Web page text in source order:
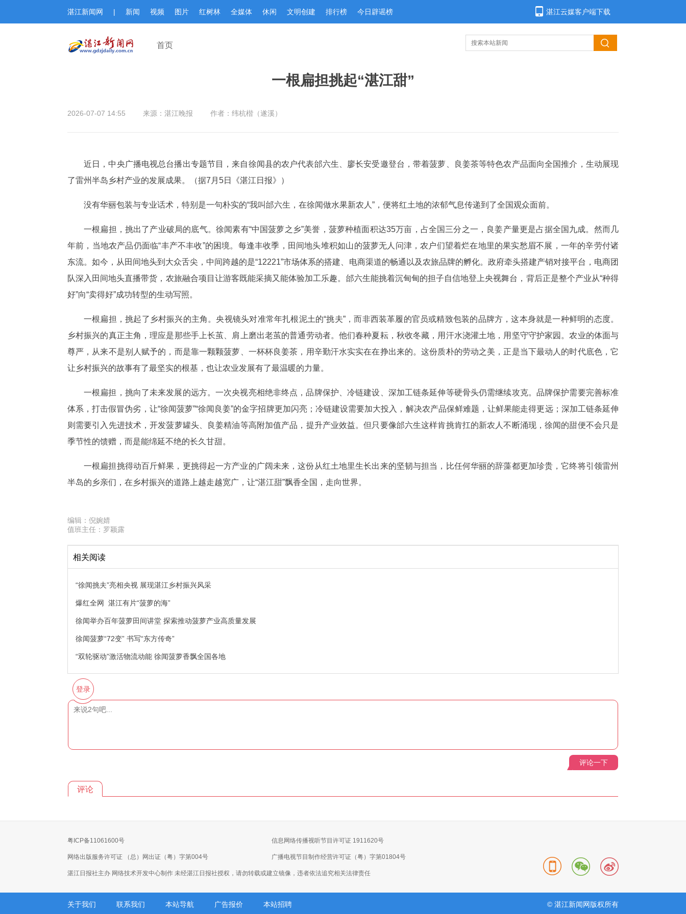
湛江新闻网 | 新闻 视频 图片 红树林 全媒体 休闲 文明创建 排行榜 今日辟谣榜 湛江云媒客户端下载
首页
一根扁担挑起“湛江甜”
2026-07-07 14:55 来源：湛江晚报 作者：纬杭楷（遂溪）
近日，中央广播电视总台播出专题节目，来自徐闻县的农户代表邰六生、廖长安受邀登台，带着菠萝、良姜茶等特色农产品面向全国推介，生动展现
了雷州半岛乡村产业的发展成果。（据7月5日《湛江日报》）
没有华丽包装与专业话术，特别是一句朴实的“我叫邰六生，在徐闻做水果新农人”，便将红土地的浓郁气息传递到了全国观众面前。
一根扁担，挑出了产业破局的底气。徐闻素有“中国菠萝之乡”美誉，菠萝种植面积达35万亩，占全国三分之一，良姜产量更是占据全国九成。然而几
年前，当地农产品仍面临“丰产不丰收”的困境。每逢丰收季，田间地头堆积如山的菠萝无人问津，农户们望着烂在地里的果实愁眉不展，一年的辛劳付诸
东流。如今，从田间地头到大众舌尖，中间跨越的是“12221”市场体系的搭建、电商渠道的畅通以及农旅品牌的孵化。政府牵头搭建产销对接平台，电商团
队深入田间地头直播带货，农旅融合项目让游客既能采摘又能体验加工乐趣。邰六生能挑着沉甸甸的担子自信地登上央视舞台，背后正是整个产业从“种得
好”向“卖得好”成功转型的生动写照。
一根扁担，挑起了乡村振兴的主角。央视镜头对准常年扎根泥土的“挑夫”，而非西装革履的官员或精致包装的品牌方，这本身就是一种鲜明的态度。
乡村振兴的真正主角，理应是那些手上长茧、肩上磨出老茧的普通劳动者。他们春种夏耘，秋收冬藏，用汗水浇灌土地，用坚守守护家园。农业的体面与
尊严，从来不是别人赋予的，而是靠一颗颗菠萝、一杯杯良姜茶，用辛勤汗水实实在在挣出来的。这份质朴的劳动之美，正是当下最动人的时代底色，它
让乡村振兴的故事有了最坚实的根基，也让农业发展有了最温暖的力量。
一根扁担，挑向了未来发展的远方。一次央视亮相绝非终点，品牌保护、冷链建设、深加工链条延伸等硬骨头仍需继续攻克。品牌保护需要完善标准
体系，打击假冒伪劣，让“徐闻菠萝”“徐闻良姜”的金字招牌更加闪亮；冷链建设需要加大投入，解决农产品保鲜难题，让鲜果能走得更远；深加工链条延伸
则需要引入先进技术，开发菠萝罐头、良姜精油等高附加值产品，提升产业效益。但只要像邰六生这样肯挑肯扛的新农人不断涌现，徐闻的甜便不会只是
季节性的馈赠，而是能绵延不绝的长久甘甜。
一根扁担挑得动百斤鲜果，更挑得起一方产业的广阔未来，这份从红土地里生长出来的坚韧与担当，比任何华丽的辞藻都更加珍贵，它终将引领雷州
半岛的乡亲们，在乡村振兴的道路上越走越宽广，让“湛江甜”飘香全国，走向世界。
编辑： 倪婉婧
值班主任： 罗颖露
相关阅读
“徐闻挑夫”亮相央视 展现湛江乡村振兴风采
爆红全网 湛江有片“菠萝的海”
徐闻举办百年菠萝田间讲堂 探索推动菠萝产业高质量发展
徐闻菠萝“72变” 书写“东方传奇”
“双轮驱动”激活物流动能 徐闻菠萝香飘全国各地
登录
评论一下
评论
粤ICP备11061600号 信息网络传播视听节目许可证 1911620号
网络出版服务许可证 （总）网出证（粤）字第004号 广播电视节目制作经营许可证（粤）字第01804号
湛江日报社主办 网络技术开发中心制作 未经湛江日报社授权，请勿转载或建立镜像，违者依法追究相关法律责任
关于我们 联系我们 本站导航 广告报价 本站招聘 © 湛江新闻网版权所有